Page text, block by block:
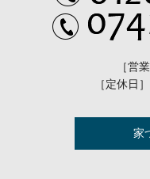
［営
［定休日
家